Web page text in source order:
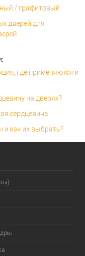
/ графитовый
дверей для
где применяются и
на дверях?
сердцевина
и как их выбрать?